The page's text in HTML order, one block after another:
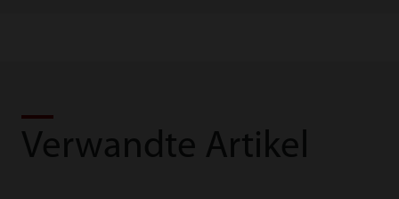
Verwandte Artikel